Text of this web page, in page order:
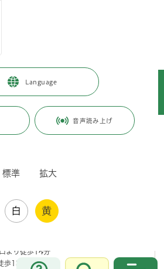
Language
音声読み上げ
標準 拡大
白 黄
お問合せ
福祉 > 福祉・介護 障害のある方
ど
>
更新日付：2023年4月1日 / ページ番号：C005072
より徒歩14分
歩13分